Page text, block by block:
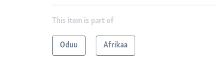
This item is part of
Oduu Afrikaa